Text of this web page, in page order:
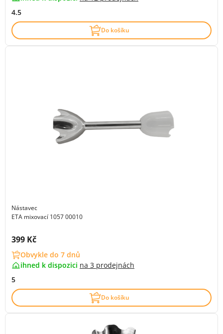
4.5
Do košíku
Nástavec
ETA mixovací 1057 00010
Cena s DPH:
399 Kč
Obvykle do 7 dnů
ihned k dispozici na 3 prodejnách
5
Do košíku